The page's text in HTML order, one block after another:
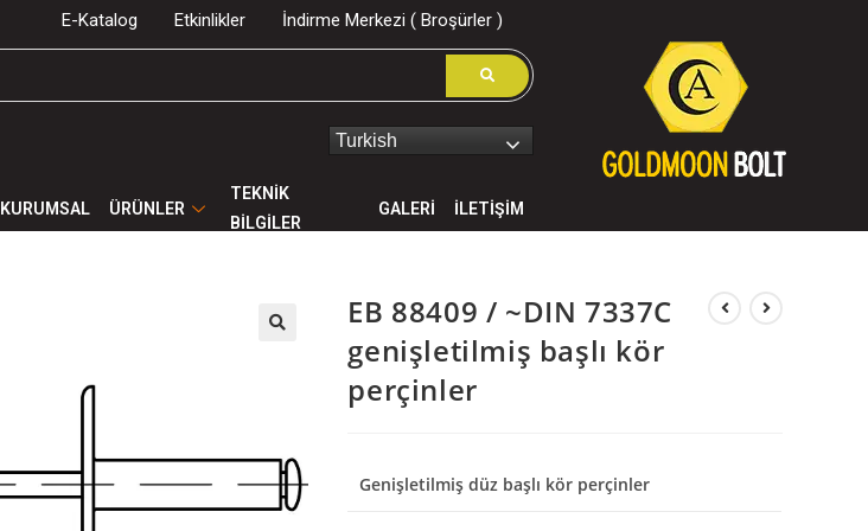
E-Katalog Etkinlikler İndirme Merkezi ( Broşürler )
Turkish
KURUMSAL ÜRÜNLER
TEKNİK
BİLGİLER
GALERİ İLETİŞİM
EB 88409 / ~DIN 7337C
genişletilmiş başlı kör
perçinler
Genişletilmiş düz başlı kör perçinler